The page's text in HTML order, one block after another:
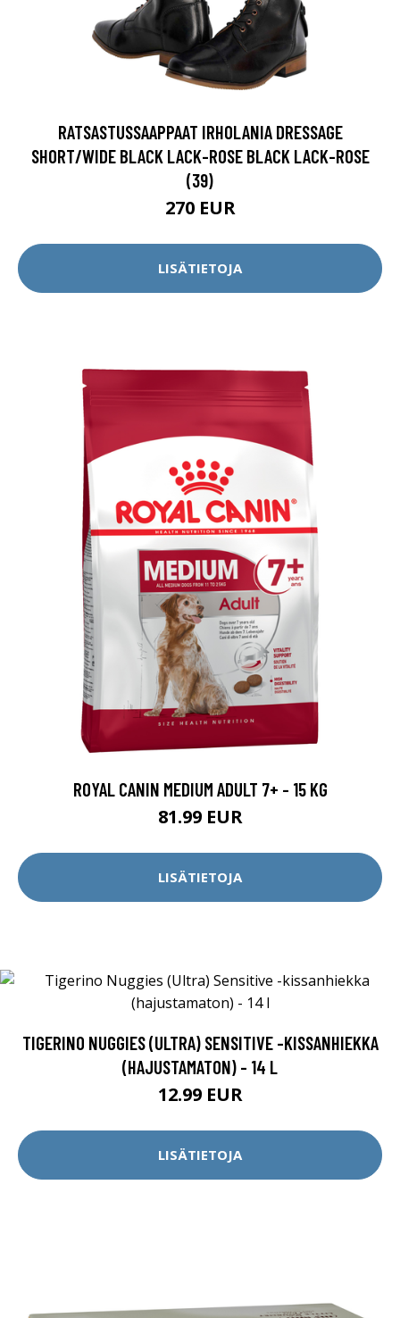
RATSASTUSSAAPPAAT IRHOLANIA DRESSAGE
SHORT/WIDE BLACK LACK-ROSE BLACK LACK-ROSE
(39)
270 EUR
LISÄTIETOJA
ROYAL CANIN MEDIUM ADULT 7+ - 15 KG
81.99 EUR
LISÄTIETOJA
TIGERINO NUGGIES (ULTRA) SENSITIVE -KISSANHIEKKA
(HAJUSTAMATON) - 14 L
12.99 EUR
LISÄTIETOJA